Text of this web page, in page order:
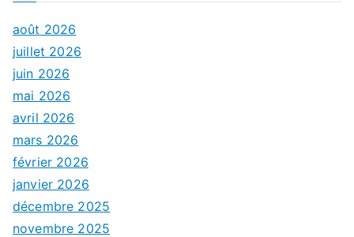
août 2026
juillet 2026
juin 2026
mai 2026
avril 2026
mars 2026
février 2026
janvier 2026
décembre 2025
novembre 2025